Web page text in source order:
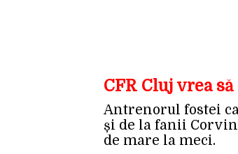
CFR Cluj vrea
Antrenorul fostei
și de la fanii
de mare la meci.